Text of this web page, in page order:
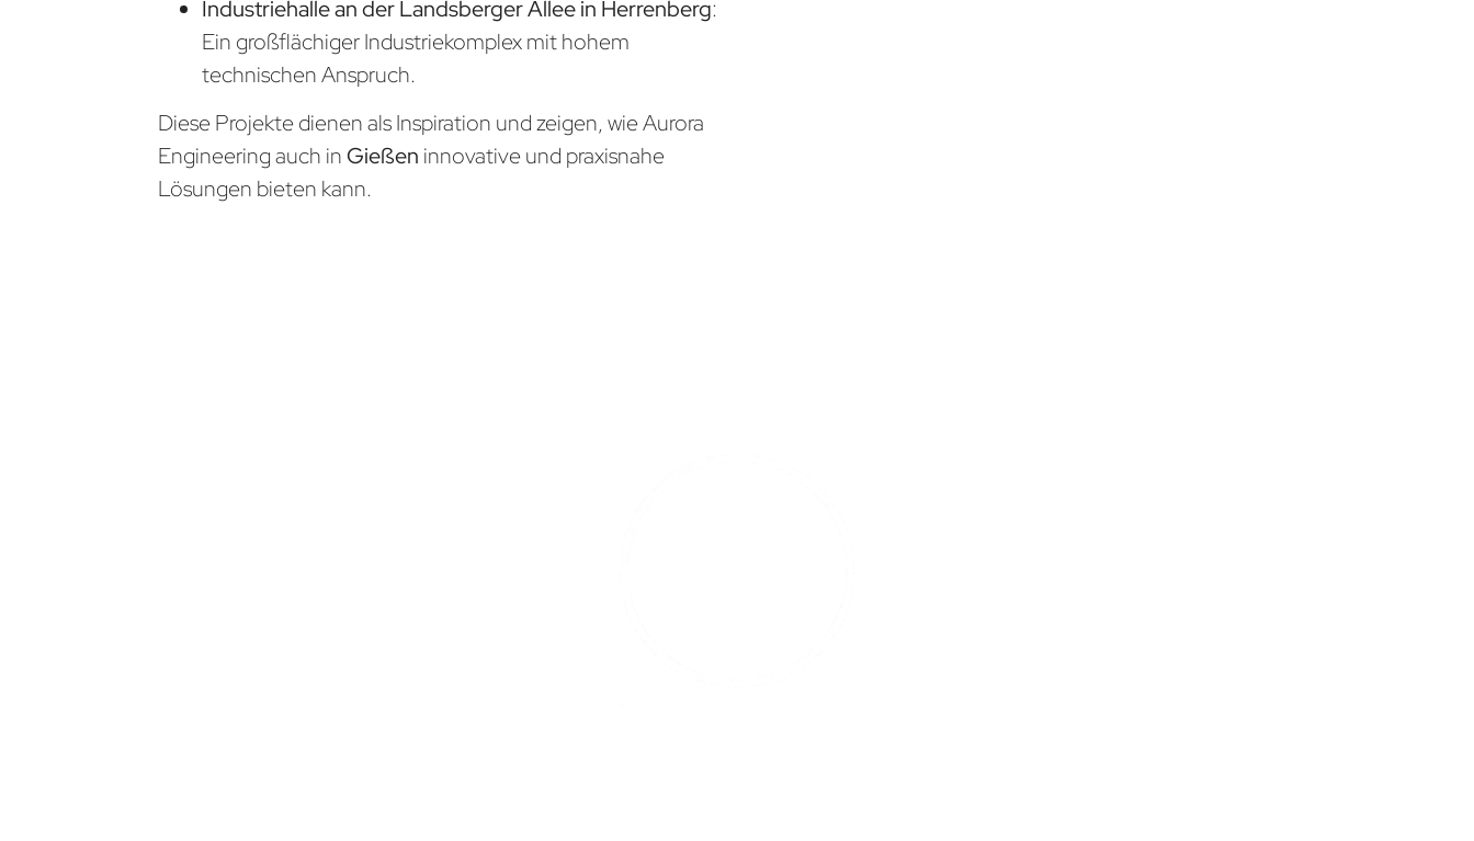
Industriehalle an der Landsberger Allee in Herrenberg:
Ein großflächiger Industriekomplex mit hohem
technischen Anspruch.
Diese Projekte dienen als Inspiration und zeigen, wie Aurora
Engineering auch in Gießen innovative und praxisnahe
Lösungen bieten kann.